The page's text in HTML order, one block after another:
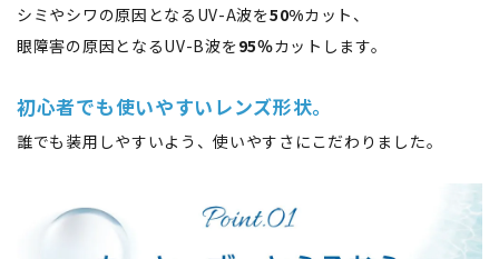
シミやシワの原因となるUV-A波を50%カット、
眼障害の原因となるUV-B波を95％カットします。
初心者でも使いやすいレンズ形状。
誰でも装用しやすいよう、使いやすさにこだわりました。